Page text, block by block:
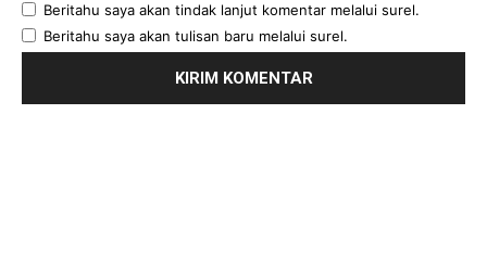
Beritahu saya akan tindak lanjut komentar melalui surel.
Beritahu saya akan tulisan baru melalui surel.